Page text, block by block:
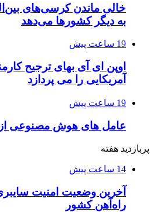
خالی ماندن کرسی‌های
به دیگر کشورها می‌دهد
19 ساعت پیش
اوپن ای آی بهای ترجیح
آمریکایی را می پردازد
19 ساعت پیش
عامل های هوش مصنوعی
پربازدید هفته
14 ساعت پیش
آخرین وضعیت امنیت
راه‌آهن کشور